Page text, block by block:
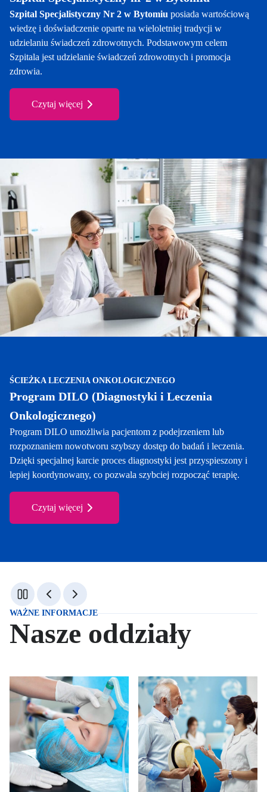
Szpital Specjalistyczny Nr 2 w Bytomiu posiada wartościową
wiedzę i doświadczenie oparte na wieloletniej tradycji w
udzielaniu świadczeń zdrowotnych. Podstawowym celem
Szpitala jest udzielanie świadczeń zdrowotnych i promocja
zdrowia.
Czytaj więcej
ŚCIEŻKA LECZENIA ONKOLOGICZNEGO
Program DILO (Diagnostyki i Leczenia
Onkologicznego)
Program DILO umożliwia pacjentom z podejrzeniem lub
rozpoznaniem nowotworu szybszy dostęp do badań i leczenia.
Dzięki specjalnej karcie proces diagnostyki jest przyspieszony i
lepiej koordynowany, co pozwala szybciej rozpocząć terapię.
Czytaj więcej
WAŻNE INFORMACJE
Nasze oddziały